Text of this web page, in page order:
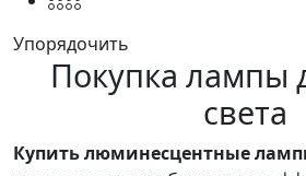
Упорядочить
Покупка лампы
света
Купить люминесцентные